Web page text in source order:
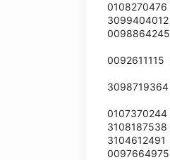
0108270476
3099404012
0098864245
0092611115
3098719364
0107370244
3108187538
3104612491
0097664975